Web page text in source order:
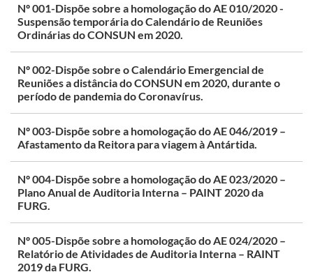
Nº 001-Dispõe sobre a homologação do AE 010/2020 -
Suspensão temporária do Calendário de Reuniões
Ordinárias do CONSUN em 2020.
Nº 002-Dispõe sobre o Calendário Emergencial de
Reuniões a distância do CONSUN em 2020, durante o
período de pandemia do Coronavírus.
Nº 003-Dispõe sobre a homologação do AE 046/2019 –
Afastamento da Reitora para viagem à Antártida.
Nº 004-Dispõe sobre a homologação do AE 023/2020 –
Plano Anual de Auditoria Interna – PAINT 2020 da
FURG.
Nº 005-Dispõe sobre a homologação do AE 024/2020 –
Relatório de Atividades de Auditoria Interna – RAINT
2019 da FURG.